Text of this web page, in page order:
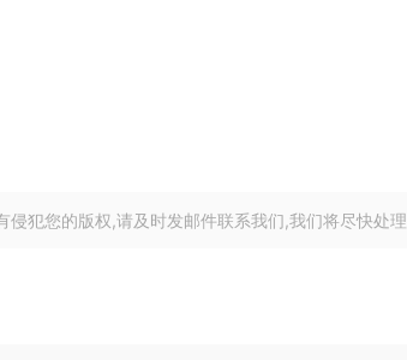
犯您的版权,请及时发邮件联系我们,我们将尽快处理